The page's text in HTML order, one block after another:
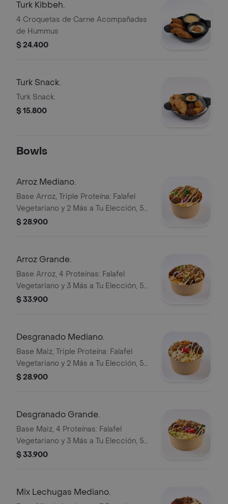
Turk Kibbeh.
4 Croquetas de Carne Acompañadas
de Hummus
$ 24.400
Turk Snack.
Turk Snack.
$ 15.800
Bowls
Arroz Mediano.
Base Arroz, Triple Proteína: Falafel
Vegetariano y 2 Más a Tu Elección, 5
Topping, Pan, Mix de Lechugas,
$ 28.900
Arroz Grande.
Base Arroz, 4 Proteínas: Falafel
Vegetariano y 3 Más a Tu Elección, 5
Toppings, Pan, Mix de Lechugas,
$ 33.900
Desgranado Mediano.
Base Maiz, Triple Proteína: Falafel
Vegetariano y 2 Más a Tu Elección, 5
Toppings, Mix de Lechugas, Papa
$ 28.900
Desgranado Grande.
Base Maiz, 4 Proteínas: Falafel
Vegetariano y 3 Más a Tu Elección, 5
Toppings, Mix de Lechugas, Papa
Desgranado Mediano.
$ 33.900
Mix Lechugas Mediano.